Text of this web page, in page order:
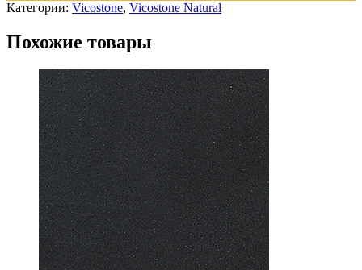
Категории: Vicostone, Vicostone Natural
Похожие товары